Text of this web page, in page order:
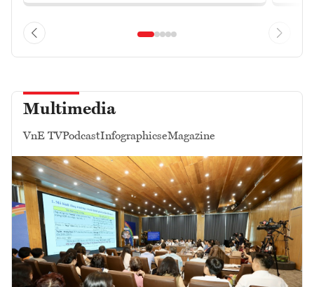
Multimedia
VnE TVPodcastInfographicseMagazine